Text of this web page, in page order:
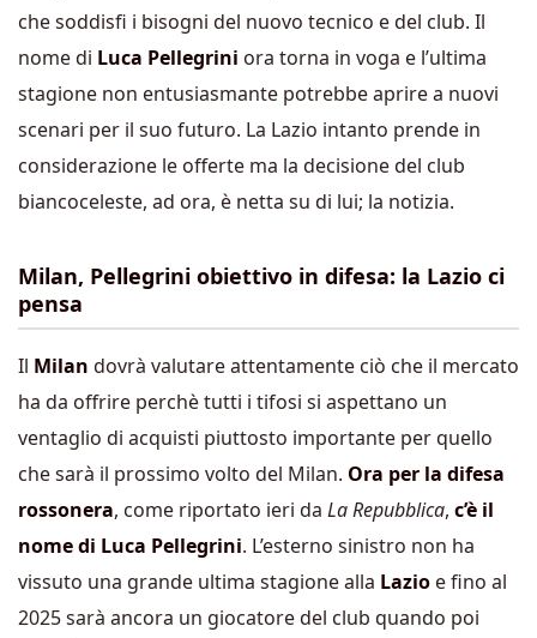
che soddisfi i bisogni del nuovo tecnico e del club. Il
nome di Luca Pellegrini ora torna in voga e l’ultima
stagione non entusiasmante potrebbe aprire a nuovi
scenari per il suo futuro. La Lazio intanto prende in
considerazione le offerte ma la decisione del club
biancoceleste, ad ora, è netta su di lui; la notizia.
Milan, Pellegrini obiettivo in difesa: la Lazio ci
pensa
Il Milan dovrà valutare attentamente ciò che il mercato
ha da offrire perchè tutti i tifosi si aspettano un
ventaglio di acquisti piuttosto importante per quello
che sarà il prossimo volto del Milan. Ora per la difesa
rossonera, come riportato ieri da La Repubblica, c’è il
nome di Luca Pellegrini. L’esterno sinistro non ha
vissuto una grande ultima stagione alla Lazio e fino al
2025 sarà ancora un giocatore del club quando poi